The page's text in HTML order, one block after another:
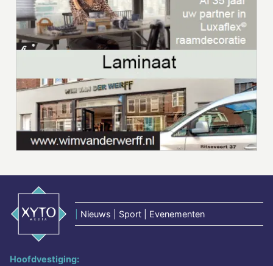
Nieuws | Sport | Evenementen
Hoofdvestiging: